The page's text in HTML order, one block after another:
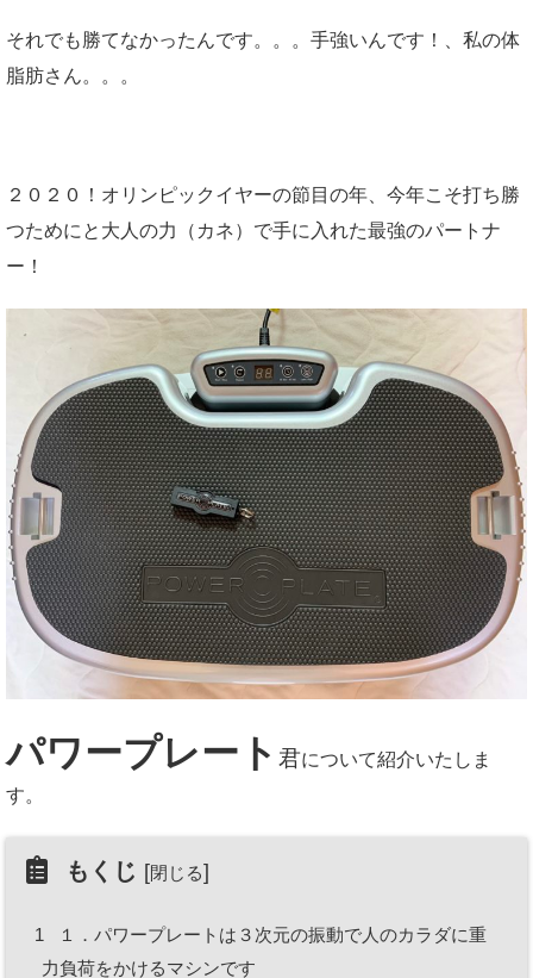
それでも勝てなかったんです。。。手強いんです！、私の体
脂肪さん。。。
２０２０！オリンピックイヤーの節目の年、今年こそ打ち勝
つためにと大人の力（カネ）で手に入れた最強のパートナ
ー！
パワープレート 君について紹介いたしま
す。
もくじ [閉じる]
1
１．パワープレートは３次元の振動で人のカラダに重
力負荷をかけるマシンです